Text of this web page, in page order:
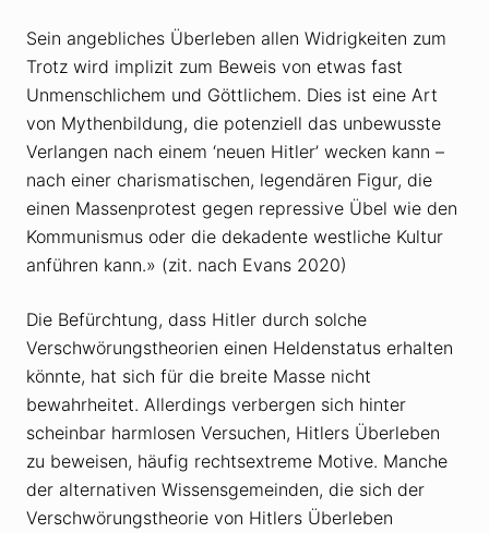
Sein angebliches Überleben allen Widrigkeiten zum
Trotz wird implizit zum Beweis von etwas fast
Unmenschlichem und Göttlichem. Dies ist eine Art
von Mythenbildung, die potenziell das unbewusste
Verlangen nach einem ‘neuen Hitler’ wecken kann –
nach einer charismatischen, legendären Figur, die
einen Massenprotest gegen repressive Übel wie den
Kommunismus oder die dekadente westliche Kultur
anführen kann.» (zit. nach Evans 2020)
Die Befürchtung, dass Hitler durch solche
Verschwörungstheorien einen Heldenstatus erhalten
könnte, hat sich für die breite Masse nicht
bewahrheitet. Allerdings verbergen sich hinter
scheinbar harmlosen Versuchen, Hitlers Überleben
zu beweisen, häufig rechtsextreme Motive. Manche
der alternativen Wissensgemeinden, die sich der
Verschwörungstheorie von Hitlers Überleben